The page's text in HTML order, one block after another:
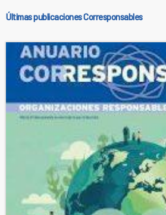
Últimas publicaciones Corresponsables